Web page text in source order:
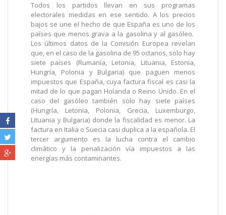
Todos los partidos llevan en sus programas
electorales medidas en ese sentido. A los precios
bajos se une el hecho de que España es uno de los
países que menos grava a la gasolina y al gasóleo.
Los últimos datos de la Comisión Europea revelan
que, en el caso de la gasolina de 95 octanos, solo hay
siete países (Rumanía, Letonia, Lituania, Estonia,
Hungría, Polonia y Bulgaria) que paguen menos
impuestos que España, cuya factura fiscal es casi la
mitad de lo que pagan Holanda o Reino Unido. En el
caso del gasóleo también solo hay siete países
(Hungría, Letonia, Polonia, Grecia, Luxemburgo,
Lituania y Bulgaria) donde la fiscalidad es menor. La
factura en Italia o Suecia casi duplica a la española. El
tercer argumento es la lucha contra el cambio
climático y la penalización vía impuestos a las
energías más contaminantes.